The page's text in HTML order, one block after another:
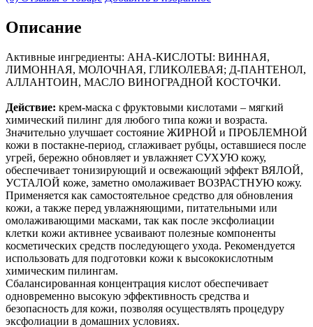
Описание
Активные ингредиенты: АНА-КИСЛОТЫ: ВИННАЯ,
ЛИМОННАЯ, МОЛОЧНАЯ, ГЛИКОЛЕВАЯ; Д-ПАНТЕНОЛ,
АЛЛАНТОИН, МАСЛО ВИНОГРАДНОЙ КОСТОЧКИ.
Действие: крем-маска с фруктовыми кислотами – мягкий
химический пилинг для любого типа кожи и возраста.
Значительно улучшает состояние ЖИРНОЙ и ПРОБЛЕМНОЙ
кожи в постакне-период, сглаживает рубцы, оставшиеся после
угрей, бережно обновляет и увлажняет СУХУЮ кожу,
обеспечивает тонизирующий и освежающий эффект ВЯЛОЙ,
УСТАЛОЙ коже, заметно омолаживает ВОЗРАСТНУЮ кожу.
Применяется как самостоятельное средство для обновления
кожи, а также перед увлажняющими, питательными или
омолаживающими масками, так как после эксфолиации
клетки кожи активнее усваивают полезные компоненты
косметических средств последующего ухода. Рекомендуется
использовать для подготовки кожи к высококислотным
химическим пилингам.
Сбалансированная концентрация кислот обеспечивает
одновременно высокую эффективность средства и
безопасность для кожи, позволяя осуществлять процедуру
эксфолиации в домашних условиях.